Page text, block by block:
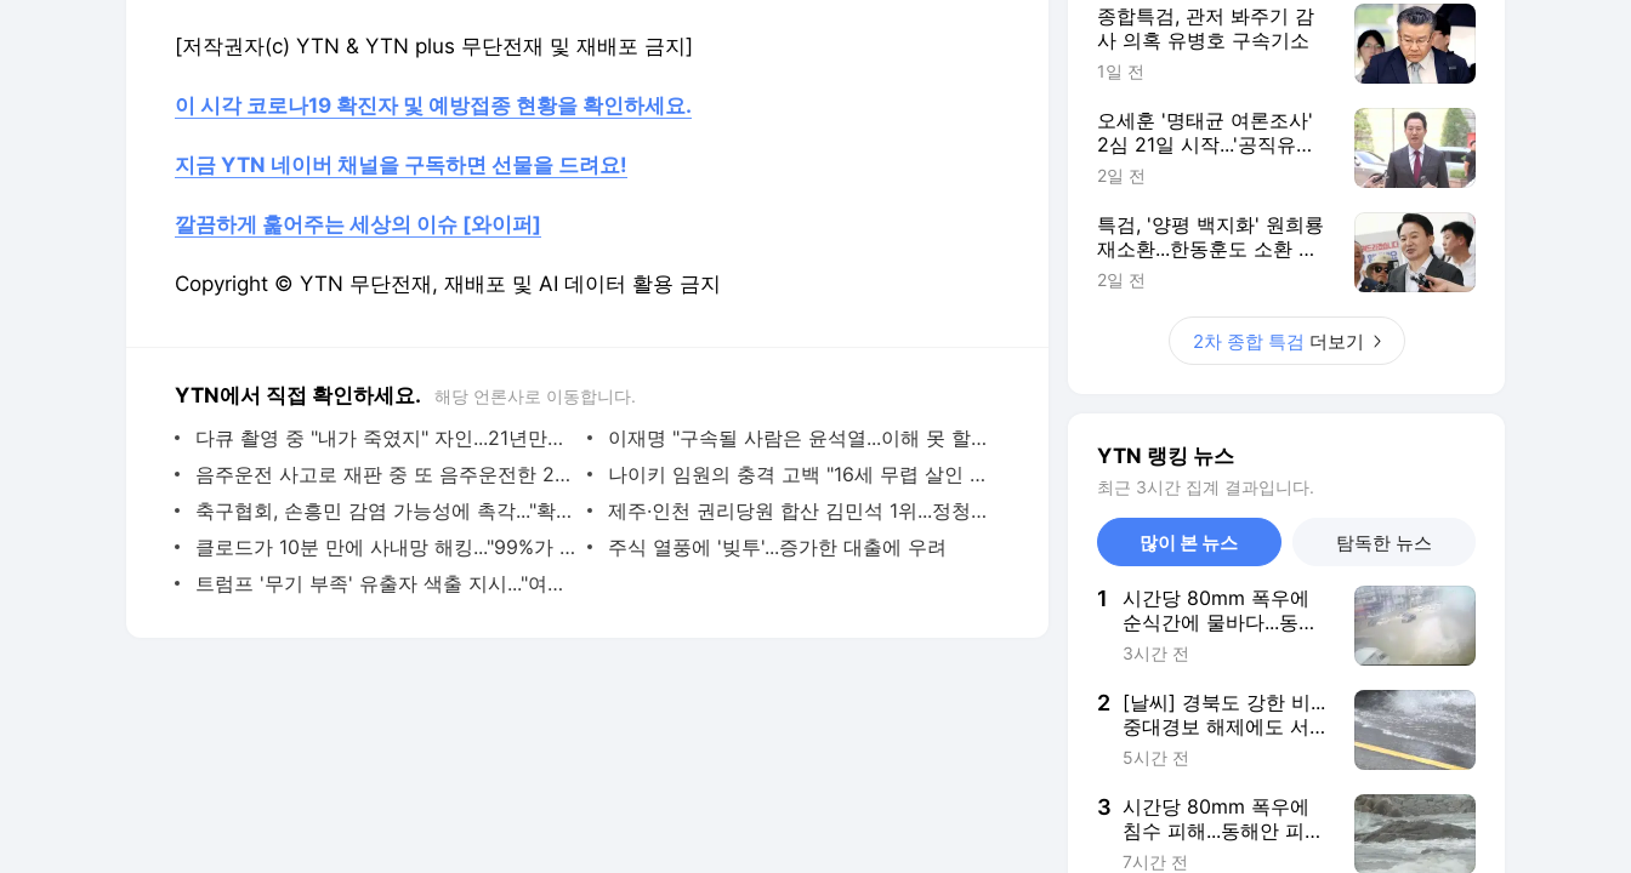
[저작권자(c) YTN & YTN plus 무단전재 및 재배포 금지]
이 시각 코로나19 확진자 및 예방접종 현황을 확인하세요.
지금 YTN 네이버 채널을 구독하면 선물을 드려요!
깔끔하게 훑어주는 세상의 이슈 [와이퍼]
Copyright © YTN 무단전재, 재배포 및 AI 데이터 활용 금지
YTN에서 직접 확인하세요. 해당 언론사로 이동합니다.
다큐 촬영 중 "내가 죽였지" 자인...21년만에 죄값 받았다
이재명 "구속될 사람은 윤석열...이해 못 할 우연 많아"
음주운전 사고로 재판 중 또 음주운전한 20대 항소심에서 감형
나이키 임원의 충격 고백 "16세 무렵 살인 저질렀다"
축구협회, 손흥민 감염 가능성에 촉각..."확인 중"
제주·인천 권리당원 합산 김민석 1위...정청래 2위 [현장영상+]
클로드가 10분 만에 사내망 해킹..."99%가 뚫린다"
주식 열풍에 '빚투'...증가한 대출에 우려
트럼프 '무기 부족' 유출자 색출 지시..."여론 악화는 공화당 탓"
종합특검, 관저 봐주기 감
사 의혹 유병호 구속기소
1일 전
오세훈 '명태균 여론조사'
2심 21일 시작...'공직유지'
관건
2일 전
특검, '양평 백지화' 원희룡
재소환...한동훈도 소환 통
보
2일 전
2차 종합 특검 더보기
YTN 랭킹 뉴스
최근 3시간 집계 결과입니다.
많이 본 뉴스 탐독한 뉴스
1
시간당 80mm 폭우에
순식간에 물바다...동해
안 피해 속출
3시간 전
2 [날씨] 경북도 강한 비...
중대경보 해제에도 서쪽
폭염 계속
5시간 전
3 시간당 80mm 폭우에
침수 피해...동해안 피서
객 '주의'
7시간 전